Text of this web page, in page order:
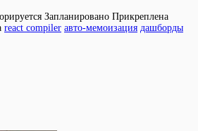
Запланировано Прикреплена
react compiler авто-мемоизация дашборды